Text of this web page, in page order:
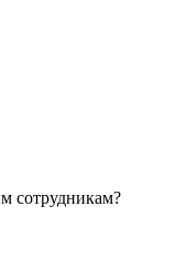
сотрудникам?